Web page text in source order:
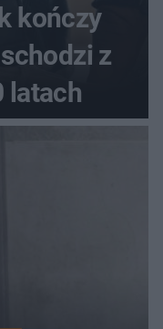
kończy
z
latach